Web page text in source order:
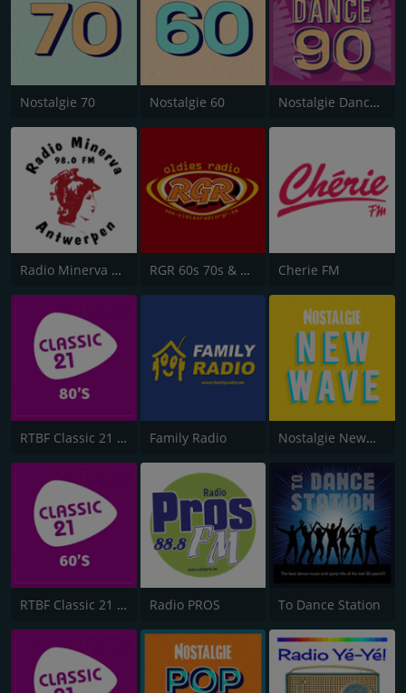
Nostalgie 70 Nostalgie 60 Nostalgie Dance 90
Radio Minerva 98.0 RGR 60s 70s & 80s Cherie FM
RTBF Classic 21 80's Family Radio Nostalgie NewWave
RTBF Classic 21 60's Radio PROS To Dance Station